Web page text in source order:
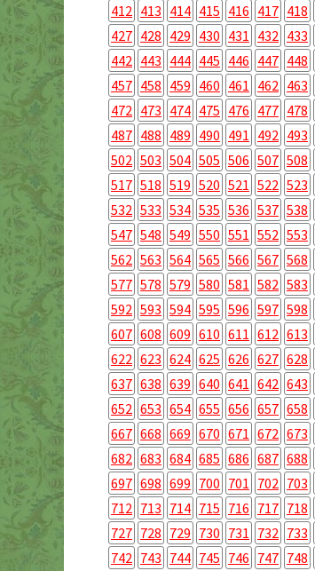
412 413 414 415 416 417 418
427 428 429 430 431 432 433
442 443 444 445 446 447 448
457 458 459 460 461 462 463
472 473 474 475 476 477 478
487 488 489 490 491 492 493
502 503 504 505 506 507 508
517 518 519 520 521 522 523
532 533 534 535 536 537 538
547 548 549 550 551 552 553
562 563 564 565 566 567 568
577 578 579 580 581 582 583
592 593 594 595 596 597 598
607 608 609 610 611 612 613
622 623 624 625 626 627 628
637 638 639 640 641 642 643
652 653 654 655 656 657 658
667 668 669 670 671 672 673
682 683 684 685 686 687 688
697 698 699 700 701 702 703
712 713 714 715 716 717 718
727 728 729 730 731 732 733
742 743 744 745 746 747 748